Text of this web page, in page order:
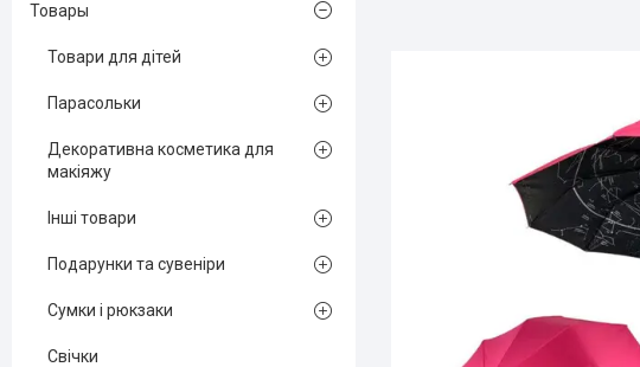
Товары
Товари для дітей
Парасольки
Декоративна косметика для
макіяжу
Інші товари
Подарунки та сувеніри
Сумки і рюкзаки
Свічки